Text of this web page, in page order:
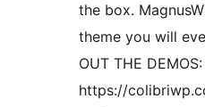
the box.
theme you will
OUT THE DEMOS:
https://